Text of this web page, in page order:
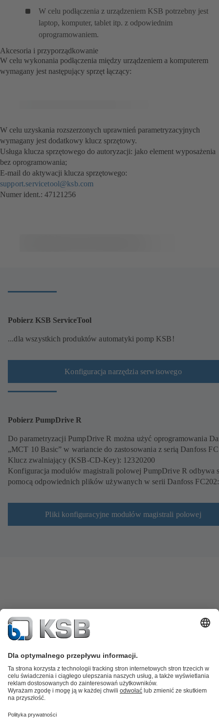
W celu podłączenia z urządzeniem KSB potrzebny jest
laptop, komputer, tablet itp. z odpowiednim
oprogramowaniem.
Akcesoria i przyporządkowanie
W celu wykonania podłączenia między urządzeniem a komputerem
wymagany jest następujący sprzęt łączący:
W celu uzyskania rozszerzonych uprawnień parametryzacyjnych
wymagany jest dodatkowy klucz sprzętowy.
Usługa klucza sprzętowego do autoryzacji: jako element wyposażenia
bez oprogramowania;
E-mail do aktywacji klucza sprzętowego:
support.servicetool@ksb.com
Numer ident.: 47121256
Pobierz KSB ServiceTool
...dla wszystkich produktów automatyki pomp KSB!
Konfiguracja narzędzia serwisowego
Pobierz PumpDrive R
Do parametryzacji PumpDrive R można użyć oprogramowania
„MCT 10 Basic” w wariancie do zastosowania z serią Danfoss
Klucz zwalniający (KSB-CD-Key): 12320200
Konfiguracja modułów magistrali polowej PumpDrive R odbywa
pomocą odpowiednich plików używanych w serii Danfoss FC202:
Pliki konfiguracyjne modułów magistrali polowej
Katalog produktów